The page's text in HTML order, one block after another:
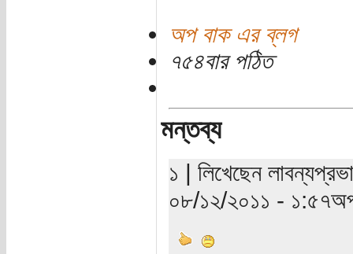
অপ বাক এর ব্লগ
৭৫৪বার পঠিত
মন্তব্য
১ | লিখেছেন
০৮/১২/২০১১ -